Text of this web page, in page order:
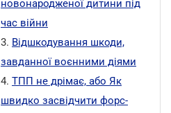
новонародженої дитини під
час війни
3. Відшкодування шкоди,
завданної воєнними діями
4. ТПП не дрімає, або Як
швидко засвідчити форс-